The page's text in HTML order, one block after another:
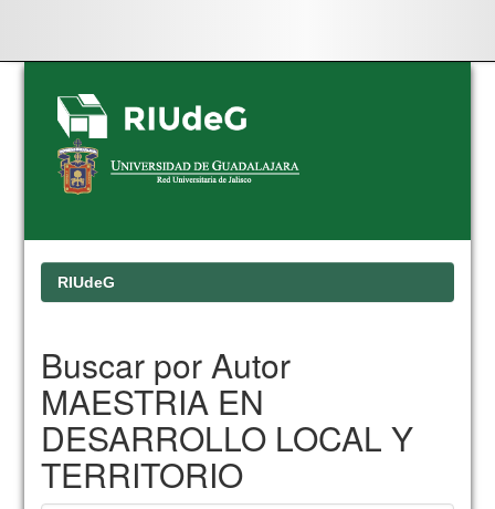
Skip
navigation
RIUdeG
Buscar por Autor
MAESTRIA EN
DESARROLLO LOCAL Y
TERRITORIO